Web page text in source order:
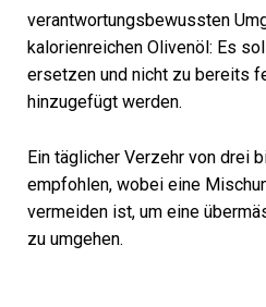
verantwortungsbewussten
kalorienreichen Olivenöl: Es
ersetzen und nicht zu bereits
hinzugefügt werden.
Ein täglicher Verzehr von drei
empfohlen, wobei eine
vermeiden ist, um eine
zu umgehen.